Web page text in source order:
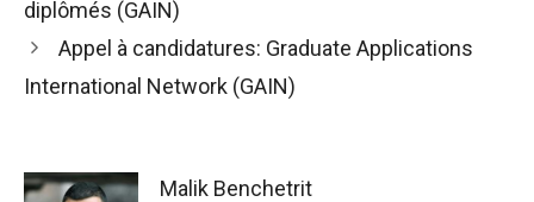
diplômés (GAIN)
Appel à candidatures: Graduate Applications
International Network (GAIN)
Malik Benchetrit